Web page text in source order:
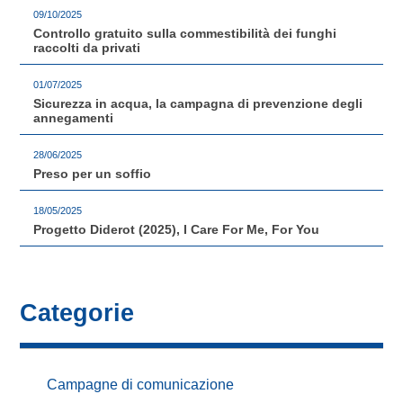
09/10/2025
Controllo gratuito sulla commestibilità dei funghi
raccolti da privati
01/07/2025
Sicurezza in acqua, la campagna di prevenzione degli
annegamenti
28/06/2025
Preso per un soffio
18/05/2025
Progetto Diderot (2025), I Care For Me, For You
Categorie
Campagne di comunicazione